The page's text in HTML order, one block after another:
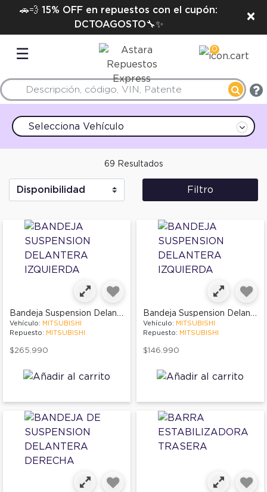
🚗💨 15% OFF en repuestos con el cupón:
DCTOAGOSTO🔧✨
×
☰ 0
Selecciona Vehículo
69 Resultados
Filtro
Bandeja Suspension Delantera Izquierda
Vehículo: MITSUBISHI
Repuesto: MITSUBISHI
$265.990
Bandeja Suspension Delantera Izquierda
Vehículo: MITSUBISHI
Repuesto: MITSUBISHI
$146.990